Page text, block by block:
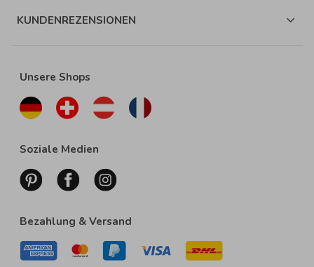
KUNDENREZENSIONEN
Unsere Shops
Soziale Medien
Bezahlung & Versand